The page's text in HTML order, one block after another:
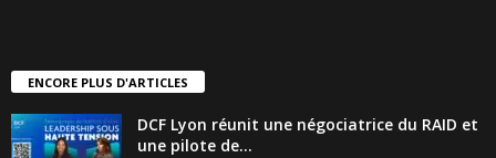
ENCORE PLUS D'ARTICLES
DCF Lyon réunit une négociatrice du RAID et
une pilote de...